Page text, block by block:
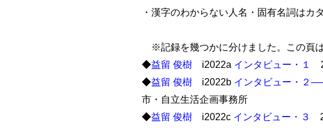
・漢字のわからない人名・固有名詞はカ
※記録を幾つかに分けました。この頁は
◆益留 俊樹i2022a インタビュー・１
◆益留 俊樹i2022b インタビュー・２
市・自立生活企画事務所
◆益留 俊樹i2022c インタビュー・３